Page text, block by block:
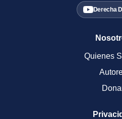
Derecha
Quienes